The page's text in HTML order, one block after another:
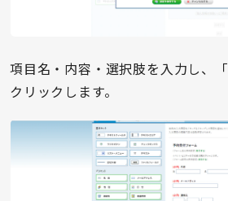
項目名・内容・選択肢を入力し、「
クリックします。